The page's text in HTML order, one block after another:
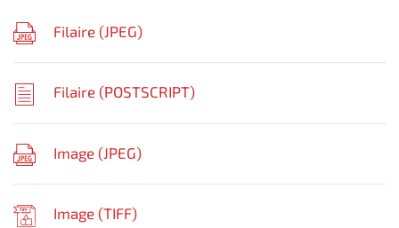
Filaire (JPEG)
Filaire (POSTSCRIPT)
Image (JPEG)
Image (TIFF)